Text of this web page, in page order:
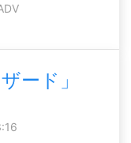
ード」